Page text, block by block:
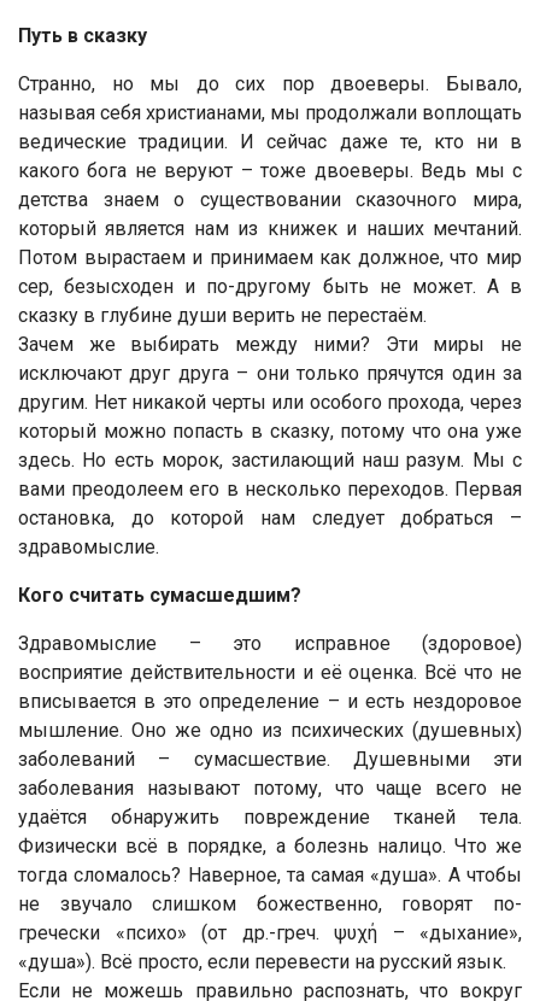
Путь в сказку
Странно, но мы до сих пор двоеверы. Бывало,
называя себя христианами, мы продолжали воплощать
ведические традиции. И сейчас даже те, кто ни в
какого бога не веруют – тоже двоеверы. Ведь мы с
детства знаем о существовании сказочного мира,
который является нам из книжек и наших мечтаний.
Потом вырастаем и принимаем как должное, что мир
сер, безысходен и по-другому быть не может. А в
сказку в глубине души верить не перестаём.
Зачем же выбирать между ними? Эти миры не
исключают друг друга – они только прячутся один за
другим. Нет никакой черты или особого прохода, через
который можно попасть в сказку, потому что она уже
здесь. Но есть морок, застилающий наш разум. Мы с
вами преодолеем его в несколько переходов. Первая
остановка, до которой нам следует добраться –
здравомыслие.
Кого считать сумасшедшим?
Здравомыслие – это исправное (здоровое)
восприятие действительности и её оценка. Всё что не
вписывается в это определение – и есть нездоровое
мышление. Оно же одно из психических (душевных)
заболеваний – сумасшествие. Душевными эти
заболевания называют потому, что чаще всего не
удаётся обнаружить повреждение тканей тела.
Физически всё в порядке, а болезнь налицо. Что же
тогда сломалось? Наверное, та самая «душа». А чтобы
не звучало слишком божественно, говорят по-
гречески «психо» (от др.-греч. ψυχή – «дыхание»,
«душа»). Всё просто, если перевести на русский язык.
Если не можешь правильно распознать, что вокруг